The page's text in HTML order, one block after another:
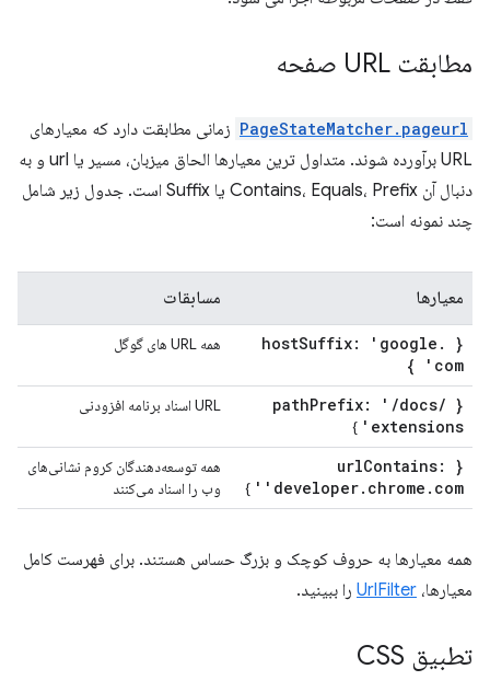
مطابقت URL صفحه
PageStateMatcher.pageurl زمانی مطابقت دارد که معیارهای
URL برآورده شوند. متداول ترین معیارها الحاق میزبان، مسیر یا url و به
دنبال آن Contains، Equals، Prefix یا Suffix است. جدول زیر شامل
چند نمونه است:
معیارها مسابقات
{ host
Suffix: 'google .
com' }
همه URL های گوگل
{ path
Prefix: ' /docs/
extensions'
}
URL اسناد برنامه افزودنی
{ url
Contains:
'developer. chrome . com'
}
همه توسعه‌دهندگان کروم نشانی‌های
وب را اسناد می‌کنند
همه معیارها به حروف کوچک و بزرگ حساس هستند. برای فهرست کامل
معیارها، UrlFilter را ببینید.
تطبیق CSS